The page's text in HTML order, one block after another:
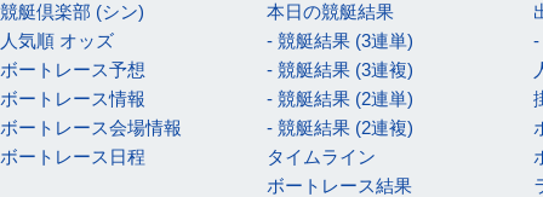
競艇倶楽部 (シン)
人気順 オッズ
ボートレース予想
ボートレース情報
ボートレース会場情報
ボートレース日程
本日の競艇結果
- 競艇結果 (3連単)
- 競艇結果 (3連複)
- 競艇結果 (2連単)
- 競艇結果 (2連複)
タイムライン
ボートレース結果
-